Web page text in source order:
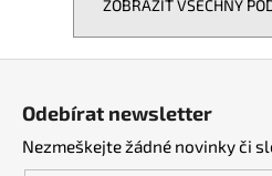
ZOBRAZIT VŠECHNY
Odebírat newsletter
Nezmeškejte žádné novinky či